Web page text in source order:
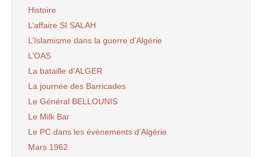
Histoire
L’affaire SI SALAH
L’Islamisme dans la guerre d’Algérie
L’OAS
La bataille d’ALGER
La journée des Barricades
Le Général BELLOUNIS
Le Milk Bar
Le PC dans les évènements d’Algérie
Mars 1962